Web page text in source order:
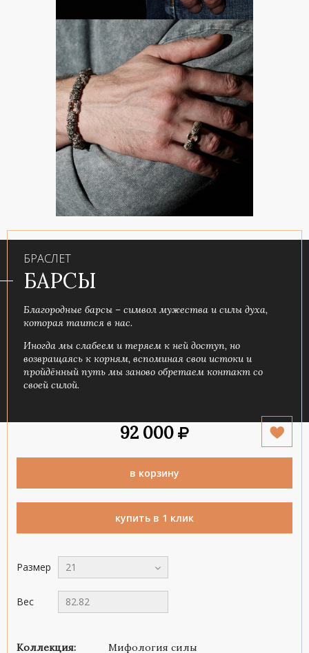
БРАСЛЕТ
БАРСЫ
Благородные барсы – символ мужества и силы духа,
которая таится в нас.
Иногда мы слабеем и теряем к ней доступ, но
возвращаясь к корням, вспоминая свои истоки и
пройдённый путь мы заново обретаем контакт со
своей силой.
92 000
в корзину
купить в 1 клик
Размер 21
Вес 82.82
Коллекция: Мифология силы